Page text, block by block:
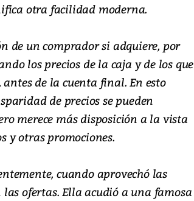
otra facilidad moderna.
de un comprador si adquiere, por
los precios de la caja y de los que
de la cuenta final. En esto
de precios se pueden
merece más disposición a la vista
y otras promociones.
cuando aprovechó las
ofertas. Ella acudió a una famosa